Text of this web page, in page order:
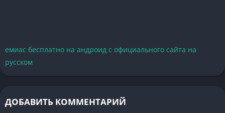
емиас бесплатно на андроид с официального сайта на
русском
ДОБАВИТЬ КОММЕНТАРИЙ